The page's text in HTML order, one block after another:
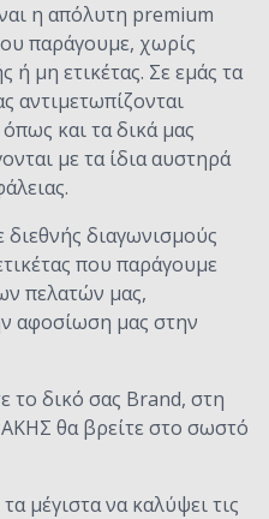
η απόλυτη premium
παράγουμε, χωρίς
ή μη ετικέτας. Σε εμάς τα
αντιμετωπίζονται
και τα δικά μας
με τα ίδια αυστηρά
διεθνής διαγωνισμούς
που παράγουμε
πελατών μας,
αφοσίωση μας στην
το δικό σας Brand, στη
θα βρείτε στο σωστό
μέγιστα να καλύψει τις